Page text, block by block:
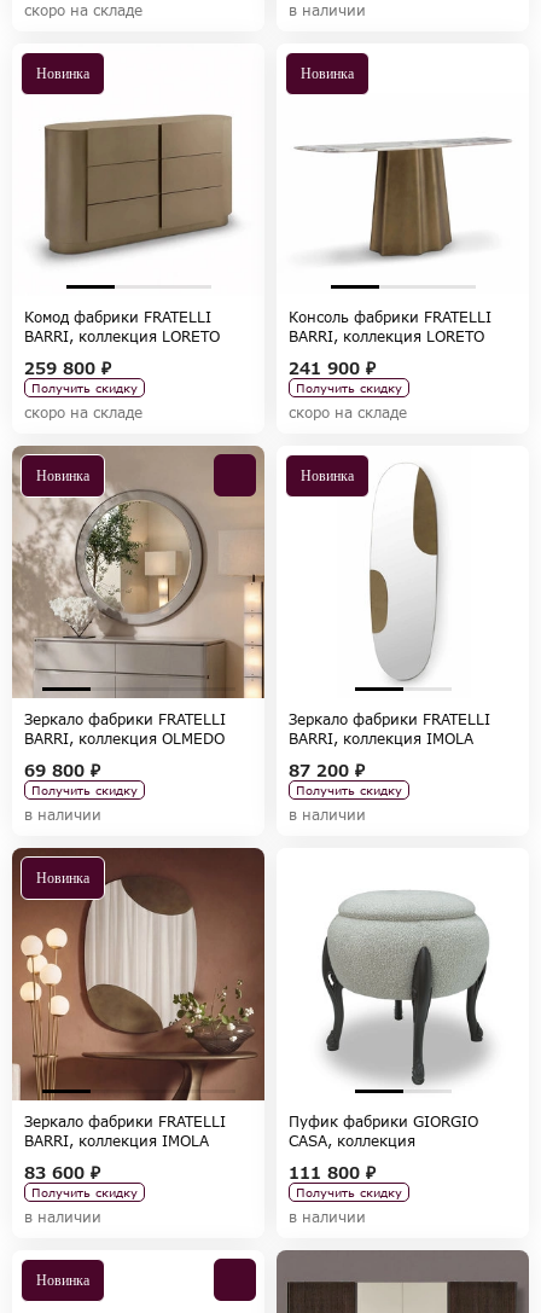
скоро на складе в наличии
Новинка
Комод фабрики FRATELLI
BARRI, коллекция LORETO
259 800 ₽
Получить скидку
скоро на складе
Новинка
Консоль фабрики FRATELLI
BARRI, коллекция LORETO
241 900 ₽
Получить скидку
скоро на складе
Новинка
Зеркало фабрики FRATELLI
BARRI, коллекция OLMEDO
69 800 ₽
Получить скидку
в наличии
Новинка
Зеркало фабрики FRATELLI
BARRI, коллекция IMOLA
87 200 ₽
Получить скидку
в наличии
Новинка
Зеркало фабрики FRATELLI
BARRI, коллекция IMOLA
83 600 ₽
Получить скидку
в наличии
Пуфик фабрики GIORGIO
CASA, коллекция
111 800 ₽
Получить скидку
в наличии
Новинка